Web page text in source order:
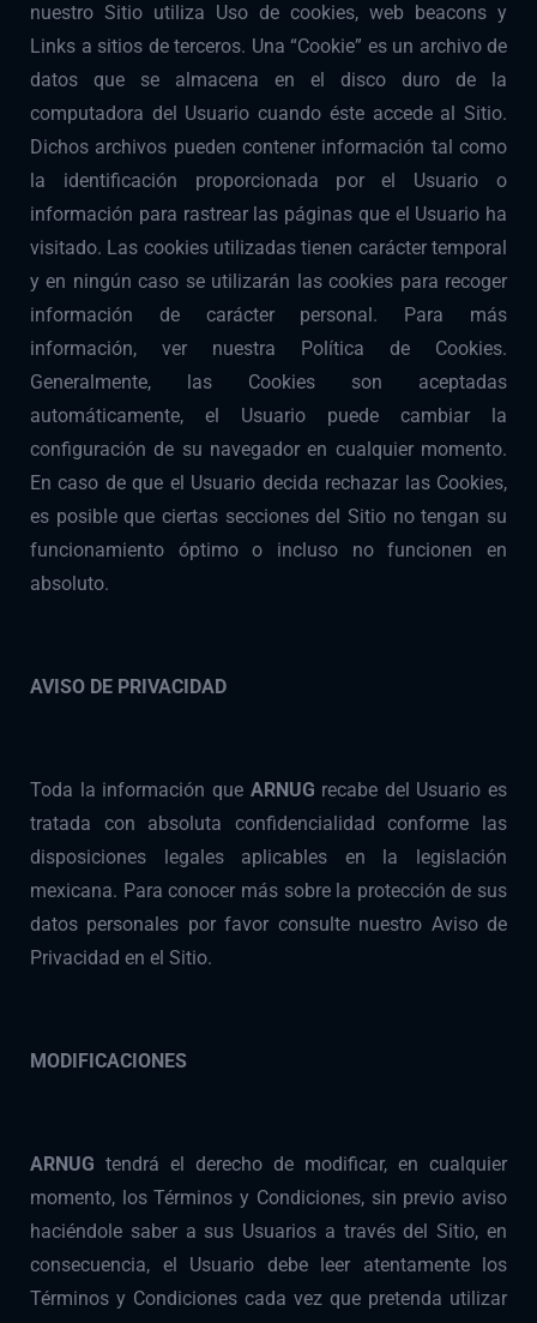
nuestro Sitio utiliza Uso de cookies, web beacons y
Links a sitios de terceros. Una “Cookie” es un archivo de
datos que se almacena en el disco duro de la
computadora del Usuario cuando éste accede al Sitio.
Dichos archivos pueden contener información tal como
la identificación proporcionada por el Usuario o
información para rastrear las páginas que el Usuario ha
visitado. Las cookies utilizadas tienen carácter temporal
y en ningún caso se utilizarán las cookies para recoger
información de carácter personal. Para más
información, ver nuestra Política de Cookies.
Generalmente, las Cookies son aceptadas
automáticamente, el Usuario puede cambiar la
configuración de su navegador en cualquier momento.
En caso de que el Usuario decida rechazar las Cookies,
es posible que ciertas secciones del Sitio no tengan su
funcionamiento óptimo o incluso no funcionen en
absoluto.
AVISO DE PRIVACIDAD
Toda la información que ARNUG recabe del Usuario es
tratada con absoluta confidencialidad conforme las
disposiciones legales aplicables en la legislación
mexicana. Para conocer más sobre la protección de sus
datos personales por favor consulte nuestro Aviso de
Privacidad en el Sitio.
MODIFICACIONES
ARNUG tendrá el derecho de modificar, en cualquier
momento, los Términos y Condiciones, sin previo aviso
haciéndole saber a sus Usuarios a través del Sitio, en
consecuencia, el Usuario debe leer atentamente los
Términos y Condiciones cada vez que pretenda utilizar